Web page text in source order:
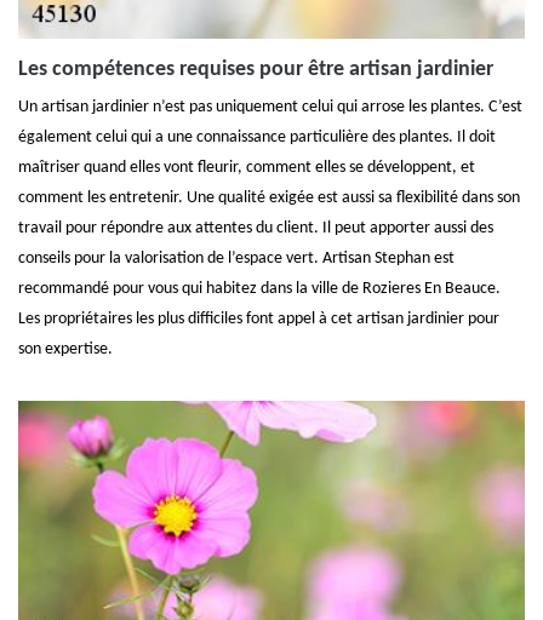
Les compétences requises pour être artisan jardinier
Un artisan jardinier n’est pas uniquement celui qui arrose les plantes. C’est
également celui qui a une connaissance particulière des plantes. Il doit
maîtriser quand elles vont fleurir, comment elles se développent, et
comment les entretenir. Une qualité exigée est aussi sa flexibilité dans son
travail pour répondre aux attentes du client. Il peut apporter aussi des
conseils pour la valorisation de l’espace vert. Artisan Stephan est
recommandé pour vous qui habitez dans la ville de Rozieres En Beauce.
Les propriétaires les plus difficiles font appel à cet artisan jardinier pour
son expertise.